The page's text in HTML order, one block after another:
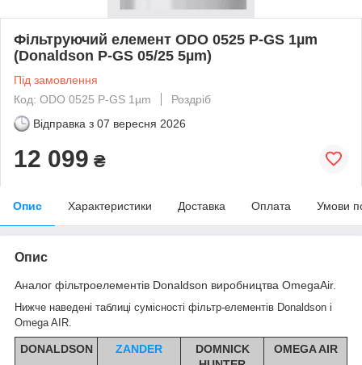
Фільтруючий елемент ODO 0525 P-GS 1µm
(Donaldson P-GS 05/25 5µm)
Під замовлення
Код: ODO 0525 P-GS 1µm
Роздріб
Відправка з 07 вересня 2026
12 099 ₴
Опис Характеристики Доставка Оплата Умови
Опис
Аналог фільтроелементів Donaldson виробництва OmegaAir.
Нижче наведені таблиці сумісності фільтр-елементів Donaldson і
Omega AIR.
DONALDSON ZANDER
DOMNICK
OMEGA AIR